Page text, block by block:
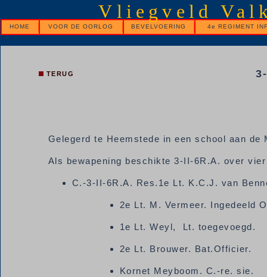
Vliegveld
HOME VOOR DE OORLOG BEVELVOERING 4e REGIMENT
TERUG
Gelegerd te Heemstede in een school aan de
Als bewapening beschikte 3-II-6R.A. over
C.-3-II-6R.A. Res.1e Lt. K.C.J. van
2e Lt. M. Vermeer. Ingedeeld
1e Lt. Weyl, Lt. toegevoegd.
2e Lt. Brouwer. Bat.Officier.
Kornet Meyboom. C.-re. sie.